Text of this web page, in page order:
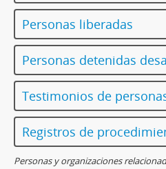
Personas liberadas
Personas detenidas
Testimonios de
Registros de
Personas y organizaciones